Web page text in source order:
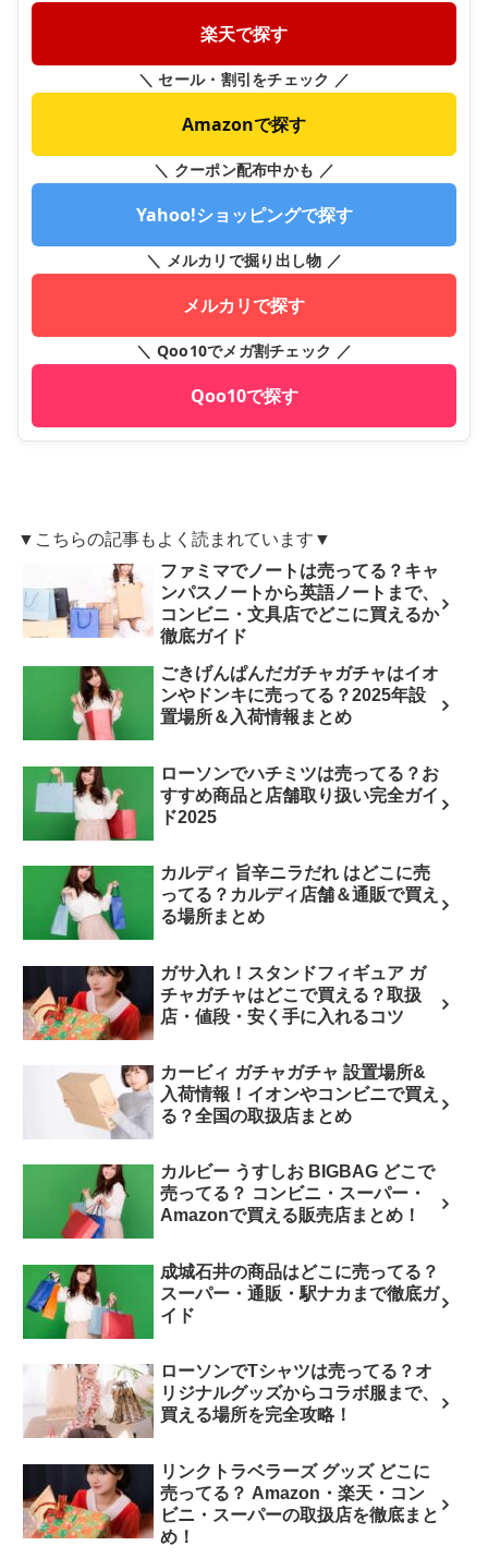
楽天で探す
＼ セール・割引をチェック ／
Amazonで探す
＼ クーポン配布中かも ／
Yahoo!ショッピングで探す
＼ メルカリで掘り出し物 ／
メルカリで探す
＼ Qoo10でメガ割チェック ／
Qoo10で探す
▼こちらの記事もよく読まれています▼
ファミマでノートは売ってる？キャ
ンパスノートから英語ノートまで、
コンビニ・文具店でどこに買えるか
徹底ガイド
ごきげんぱんだガチャガチャはイオ
ンやドンキに売ってる？2025年設
置場所＆入荷情報まとめ
ローソンでハチミツは売ってる？お
すすめ商品と店舗取り扱い完全ガイ
ド2025
カルディ 旨辛ニラだれ はどこに売
ってる？カルディ店舗＆通販で買え
る場所まとめ
ガサ入れ！スタンドフィギュア ガ
チャガチャはどこで買える？取扱
店・値段・安く手に入れるコツ
カービィ ガチャガチャ 設置場所&
入荷情報！イオンやコンビニで買え
る？全国の取扱店まとめ
カルビー うすしお BIGBAG どこで
売ってる？ コンビニ・スーパー・
Amazonで買える販売店まとめ！
成城石井の商品はどこに売ってる？
スーパー・通販・駅ナカまで徹底ガ
イド
ローソンでTシャツは売ってる？オ
リジナルグッズからコラボ服まで、
買える場所を完全攻略！
リンクトラベラーズ グッズ どこに
売ってる？ Amazon・楽天・コン
ビニ・スーパーの取扱店を徹底まと
め！